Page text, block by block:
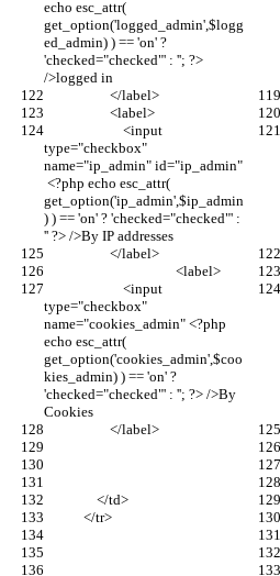
echo esc_attr(
get_option('logged_admin',$logg
ed_admin) ) == 'on' ?
'checked="checked"' : ''; ?>
/>logged in
                    </label>
                    <label>
type="checkbox"
name="ip_admin" id="ip_admin"
<?php echo esc_attr(
get_option('ip_admin',$ip_admin
) ) == 'on' ? 'checked="checked"' :
'' ?> />By IP addresses
                    </label>
                                        <label>
type="checkbox"
name="cookies_admin" <?php
echo esc_attr(
get_option('cookies_admin',$coo
kies_admin) ) == 'on' ?
'checked="checked"' : ''; ?> />By
Cookies
                    </label>
                </td>
            </tr>